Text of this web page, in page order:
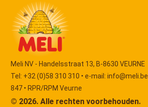
Meli NV - Handelsstraat 13, B-8630 VEURNE
Tel: +32 (0)58 310 310 • e-mail: info@meli.be
847 • RPR/RPM Veurne
© 2026. Alle rechten voorbehouden.